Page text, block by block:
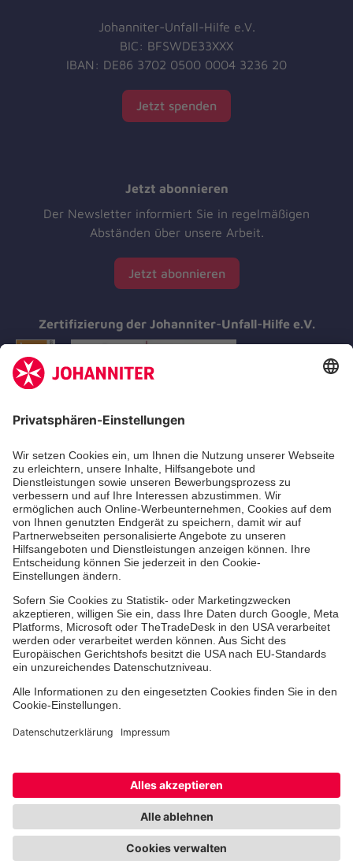
Johanniter-Unfall-Hilfe e.V.
BIC: BFSWDE33XXX
IBAN: DE86 3702 0500 0004 3236 20
Jetzt spenden
Jetzt abonnieren
Der Newsletter informiert Sie in regelmäßigen
Abständen über unsere Arbeit.
Jetzt abonnieren
Zertifizierung der Johanniter-Unfall-Hilfe e.V.
Aus- & Fortbildungen
Erste-Hilfe-Kurse
Jobs & Ehrenamt
Freiwilligendienst
Spendenprojekte
Johanniter-Jugend
Einrichtungen
Cookie-Einstellungen Datenschutz Barrierefreiheit
Impressum Kontakt Widerruf